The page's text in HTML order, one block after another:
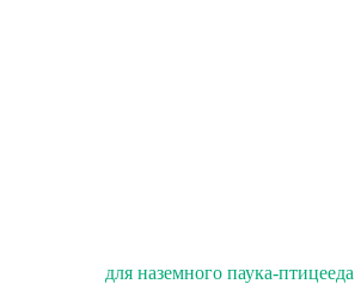
для наземного паука-птицееда